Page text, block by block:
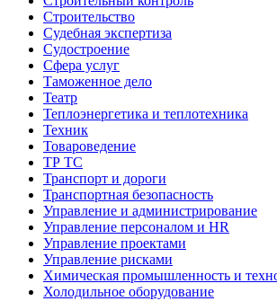
Строительство
Судебная экспертиза
Судостроение
Сфера услуг
Таможенное дело
Театр
Теплоэнергетика и теплотехника
Техник
Товароведение
ТР ТС
Транспорт и дороги
Транспортная безопасность
Управление и администрирование
Управление персоналом и HR
Управление проектами
Управление рисками
Химическая промышленность и
Холодильное оборудование